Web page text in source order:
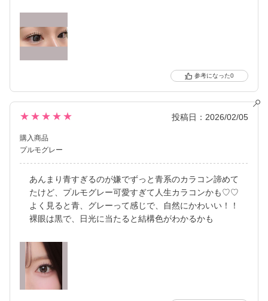
0
★★★★★ 投稿日：2026/02/05
購入商品
プルモグレー
あんまり青すぎるのが嫌でずっと青系のカラコン諦めて
たけど、プルモグレー可愛すぎて人生カラコンかも♡♡
よく見ると青、グレーって感じで、自然にかわいい！！
裸眼は黒で、日光に当たると結構色がわかるかも